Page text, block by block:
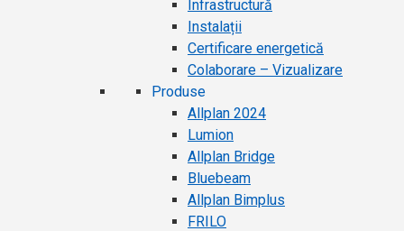
Infrastructură
Instalații
Certificare energetică
Colaborare – Vizualizare
Produse
Allplan 2024
Lumion
Allplan Bridge
Bluebeam
Allplan Bimplus
FRILO